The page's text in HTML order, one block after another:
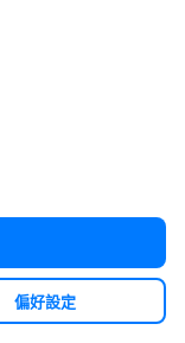
偏好設定